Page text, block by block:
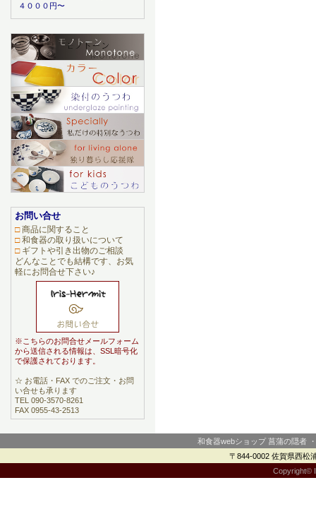
４０００円〜
お問い合せ
□商品に関すること
□和食器の取り扱いについて
□ギフトや引き出物のご相談
どんなことでも結構です、お気
軽にお問合せ下さい♪
※こちらのお問合せメールフォーム
から送信される情報は、SSL暗号化
で保護されております。
☆ お電話・FAX でのご注文・お問
い合せも承ります
TEL 090-3570-8261
FAX 0955-43-2513
和食器webショップ 菖蒲の隠者
〒844-0002 佐賀県西松
Copyright©